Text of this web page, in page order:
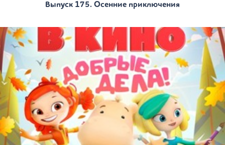
Выпуск 175. Осенние приключения